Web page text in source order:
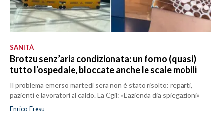
SANITÀ
Brotzu senz’aria condizionata: un forno (quasi)
tutto l’ospedale, bloccate anche le scale mobili
Il problema emerso martedì sera non è stato risolto: reparti,
pazienti e lavoratori al caldo. La Cgil: «L’azienda dia spiegazioni»
Enrico Fresu